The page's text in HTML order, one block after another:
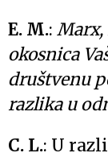
E. M.: Marx,
okosnica
društvenu
razlika u
C. L.: U